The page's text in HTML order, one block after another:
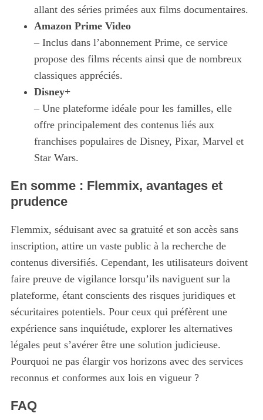
allant des séries primées aux films documentaires.
Amazon Prime Video
– Inclus dans l’abonnement Prime, ce service
propose des films récents ainsi que de nombreux
classiques appréciés.
Disney+
– Une plateforme idéale pour les familles, elle
offre principalement des contenus liés aux
franchises populaires de Disney, Pixar, Marvel et
Star Wars.
En somme : Flemmix, avantages et
prudence
Flemmix, séduisant avec sa gratuité et son accès sans
inscription, attire un vaste public à la recherche de
contenus diversifiés. Cependant, les utilisateurs doivent
faire preuve de vigilance lorsqu’ils naviguent sur la
plateforme, étant conscients des risques juridiques et
sécuritaires potentiels. Pour ceux qui préfèrent une
expérience sans inquiétude, explorer les alternatives
légales peut s’avérer être une solution judicieuse.
Pourquoi ne pas élargir vos horizons avec des services
reconnus et conformes aux lois en vigueur ?
FAQ